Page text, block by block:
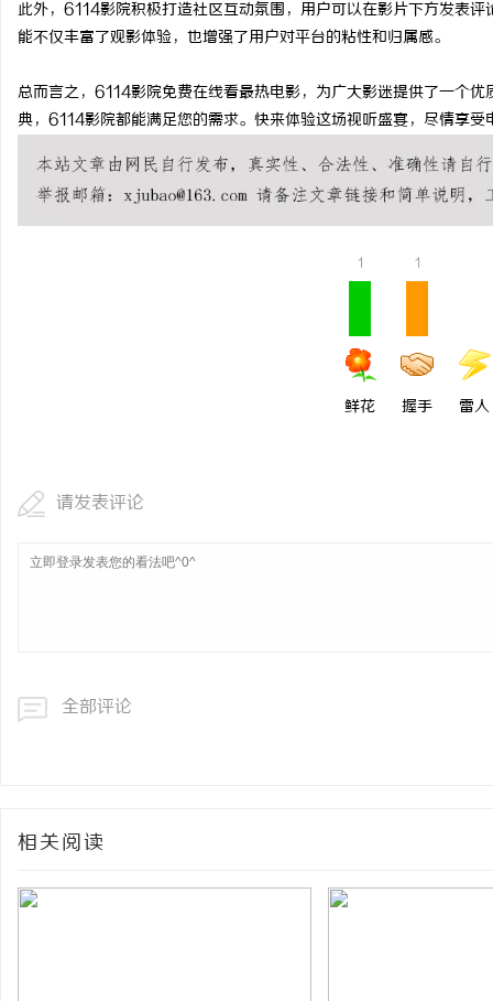
此外，6114影院积极打造社区互动氛围，用户可以在影片下方发表
能不仅丰富了观影体验，也增强了用户对平台的粘性和归属感。
总而言之，6114影院免费在线看最热电影，为广大影迷提供了一个
典，6114影院都能满足您的需求。快来体验这场视听盛宴，尽情享受
1
鲜花
1
握手 雷人
请发表评论
全部评论
相关阅读
榔招商新机遇：全面解析槟榔行业投资前景
市场潜力
武汉配眼镜 上海配眼镜